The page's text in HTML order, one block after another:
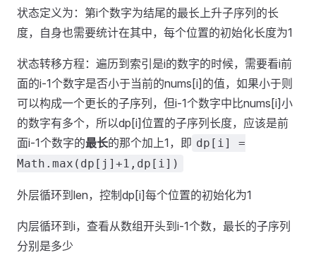
状态定义为：第i个数字为结尾的最长上升子序列的长
度，自身也需要统计在其中，每个位置的初始化长度为1
状态转移方程：遍历到索引是i的数字的时候，需要看i前
面的i-1个数字是否小于当前的nums[i]的值，如果小于则
可以构成一个更长的子序列，但i-1个数字中比nums[i]小
的数字有多个，所以dp[i]位置的子序列长度，应该是前
面i-1个数字的最长的那个加上1，即 dp[i] =
Math.max(dp[j]+1,dp[i])
外层循环到len，控制dp[i]每个位置的初始化为1
内层循环到i，查看从数组开头到i-1个数，最长的子序列
分别是多少